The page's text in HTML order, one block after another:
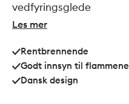
vedfyringsglede
Les mer
Rentbrennende
Godt innsyn til flammene
Dansk design